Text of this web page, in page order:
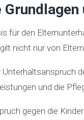
für den
nicht nur von
Unterhaltsanspruch
und die
gegen die